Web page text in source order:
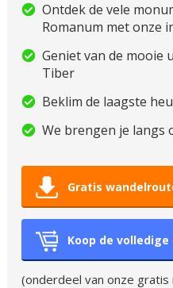
Ontdek de vele
Romanum met onze
Geniet van de mooie
Tiber
Beklim de laagste
We brengen je langs
Gratis
Koop de
(onderdeel van onze gratis